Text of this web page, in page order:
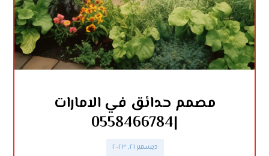
مصمم حدائق في الامارات
|0558466784
ديسمبر ٢١, ٢٠٢٣